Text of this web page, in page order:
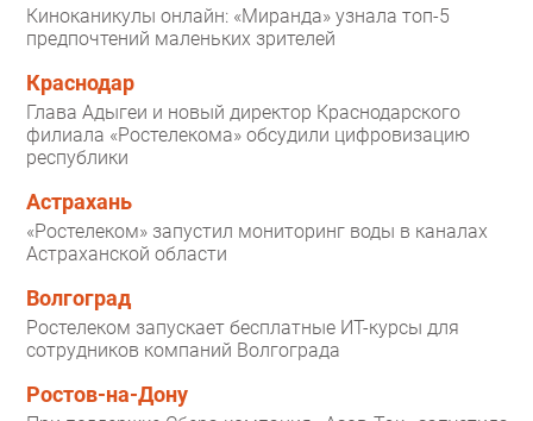
Киноканикулы онлайн: «Миранда» узнала топ-5
предпочтений маленьких зрителей
Краснодар
Глава Адыгеи и новый директор Краснодарского
филиала «Ростелекома» обсудили цифровизацию
республики
Астрахань
«Ростелеком» запустил мониторинг воды в каналах
Астраханской области
Волгоград
Ростелеком запускает бесплатные ИТ-курсы для
сотрудников компаний Волгограда
Ростов-на-Дону